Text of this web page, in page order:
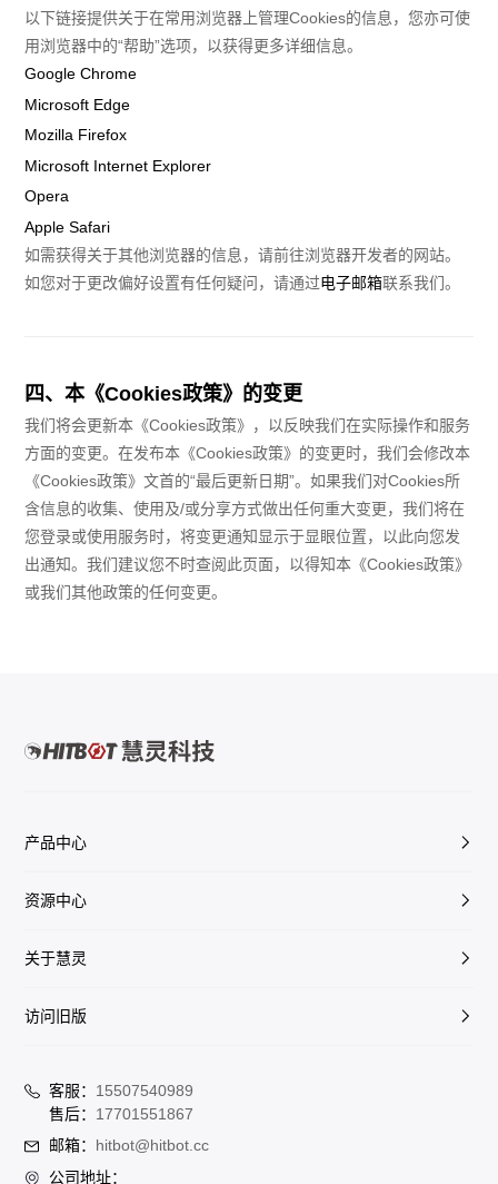
以下链接提供关于在常用浏览器上管理Cookies的信息，您亦可使
用浏览器中的“帮助”选项，以获得更多详细信息。
Google Chrome
Microsoft Edge
Mozilla Firefox
Microsoft Internet Explorer
Opera
Apple Safari
如需获得关于其他浏览器的信息，请前往浏览器开发者的网站。
如您对于更改偏好设置有任何疑问，请通过电子邮箱联系我们。
四、本《Cookies政策》的变更
我们将会更新本《Cookies政策》，以反映我们在实际操作和服务
方面的变更。在发布本《Cookies政策》的变更时，我们会修改本
《Cookies政策》文首的“最后更新日期”。如果我们对Cookies所
含信息的收集、使用及/或分享方式做出任何重大变更，我们将在
您登录或使用服务时，将变更通知显示于显眼位置，以此向您发
出通知。我们建议您不时查阅此页面，以得知本《Cookies政策》
或我们其他政策的任何变更。
客服： 15507540989
售后： 17701551867
邮箱： hitbot@hitbot.cc
公司地址：
产品中心
资源中心
关于慧灵
访问旧版